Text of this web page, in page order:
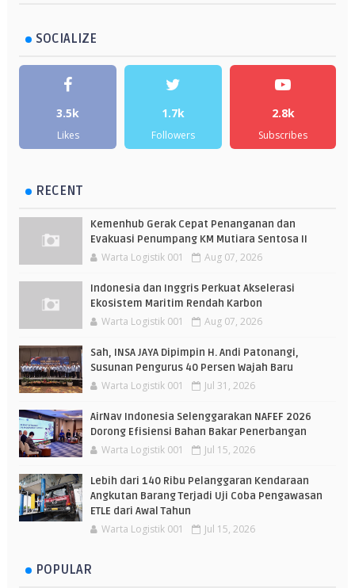
SOCIALIZE
3.5k
Likes
1.7k
Followers
2.8k
Subscribes
RECENT
Kemenhub Gerak Cepat Penanganan dan
Evakuasi Penumpang KM Mutiara Sentosa II
Warta Logistik 001 Aug 07, 2026
Indonesia dan Inggris Perkuat Akselerasi
Ekosistem Maritim Rendah Karbon
Warta Logistik 001 Aug 07, 2026
Sah, INSA JAYA Dipimpin H. Andi Patonangi,
Susunan Pengurus 40 Persen Wajah Baru
Warta Logistik 001 Jul 31, 2026
AirNav Indonesia Selenggarakan NAFEF 2026
Dorong Efisiensi Bahan Bakar Penerbangan
Warta Logistik 001 Jul 15, 2026
Lebih dari 140 Ribu Pelanggaran Kendaraan
Angkutan Barang Terjadi Uji Coba Pengawasan
ETLE dari Awal Tahun
Warta Logistik 001 Jul 15, 2026
POPULAR